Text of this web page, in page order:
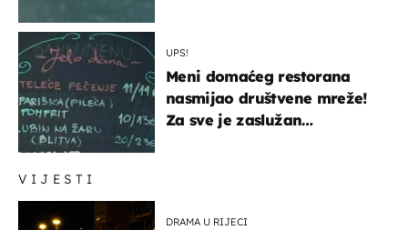
VIJESTI
DRAMA U RIJECI
UPS!
Meni domaćeg restorana
nasmijao društvene mreže!
Za sve je zaslužan